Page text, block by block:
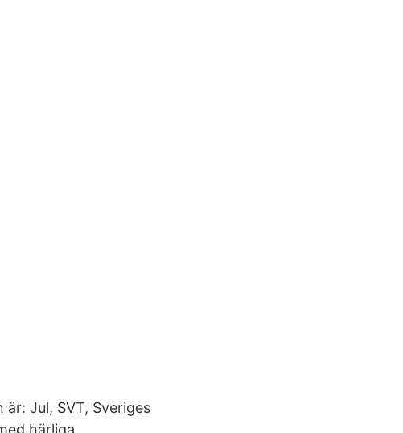
Jul, SVT, Sveriges
härliga